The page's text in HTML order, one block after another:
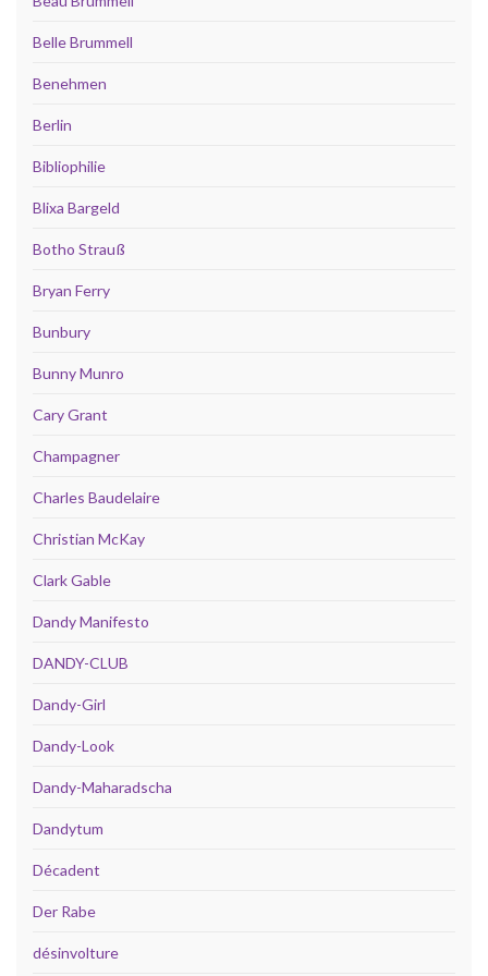
Belle Brummell
Benehmen
Berlin
Bibliophilie
Blixa Bargeld
Botho Strauß
Bryan Ferry
Bunbury
Bunny Munro
Cary Grant
Champagner
Charles Baudelaire
Christian McKay
Clark Gable
Dandy Manifesto
DANDY-CLUB
Dandy-Girl
Dandy-Look
Dandy-Maharadscha
Dandytum
Décadent
Der Rabe
désinvolture